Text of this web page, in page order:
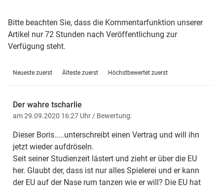
Bitte beachten Sie, dass die Kommentarfunktion unserer
Artikel nur 72 Stunden nach Veröffentlichung zur
Verfügung steht.
Neueste zuerst Älteste zuerst Höchstbewertet zuerst
Der wahre tscharlie
am 29.09.2020 16:27 Uhr / Bewertung:
Dieser Boris.....unterschreibt einen Vertrag und will ihn
jetzt wieder aufdröseln.
Seit seiner Studienzeit lästert und zieht er über die EU
her. Glaubt der, dass ist nur alles Spielerei und er kann
der EU auf der Nase rum tanzen wie er will? Die EU hat